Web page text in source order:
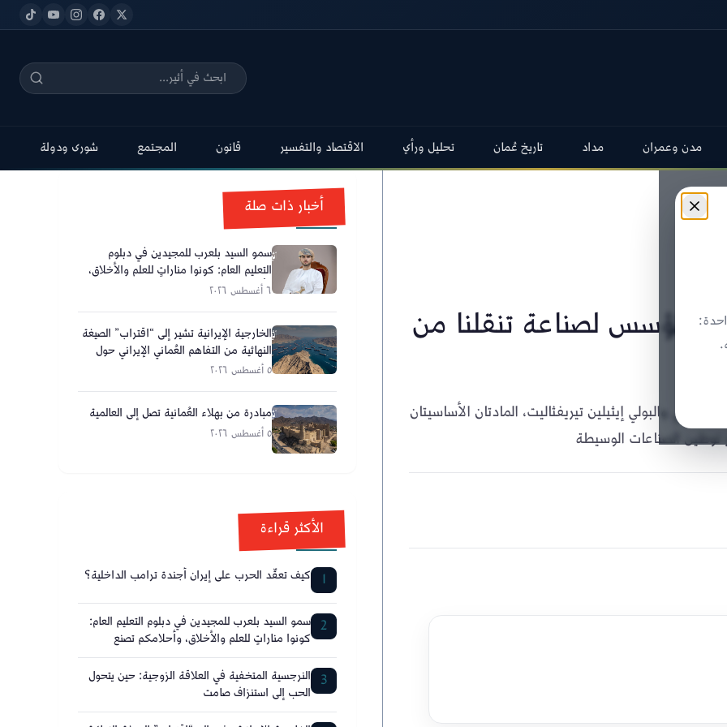
مدن وعمران مداد تاريخ عُمان تحليل ورأي الاقتصاد والتفسير قانون المجتمع شورى ودولة
تؤسس لصناعة تنقلنا من
والبولي إيثيلين تيريفثاليت، المادتان الأساسيتان
توطين الصناعات الوسيطة
أخبار ذات صلة
سمو السيد بلعرب للمجيدين في دبلوم
التعليم العام: كونوا مناراتٍ للعلم والأخلاق،
وأحلامكم تصنع مستقبل عُمان
٦ أغسطس ٢٠٢٦
الخارجية الإيرانية تشير إلى “اقتراب” الصيغة
النهائية من التفاهم العُماني الإيراني حول
مضيق هرمز
٥ أغسطس ٢٠٢٦
مبادرة من بهلاء العُمانية تصل إلى العالمية
٥ أغسطس ٢٠٢٦
الأكثر قراءة
1 كيف تعقّد الحرب على إيران أجندة ترامب الداخلية؟
2 سمو السيد بلعرب للمجيدين في دبلوم التعليم العام:
كونوا مناراتٍ للعلم والأخلاق، وأحلامكم تصنع
مستقبل عُمان
3 النرجسية المتخفية في العلاقة الزوجية: حين يتحول
الحب إلى استنزاف صامت